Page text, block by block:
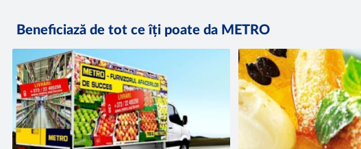
Beneficiază de tot ce îți poate da METRO